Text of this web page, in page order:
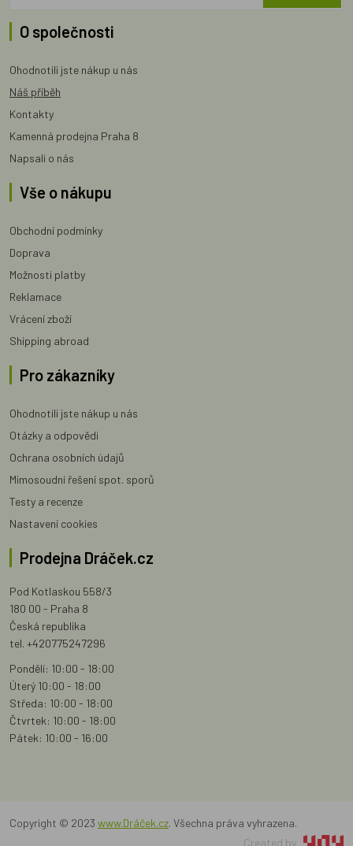
O společnosti
Ohodnotili jste nákup u nás
Náš příběh
Kontakty
Kamenná prodejna Praha 8
Napsali o nás
Vše o nákupu
Obchodní podmínky
Doprava
Možnosti platby
Reklamace
Vrácení zboží
Shipping abroad
Pro zákazníky
Ohodnotili jste nákup u nás
Otázky a odpovědi
Ochrana osobních údajů
Mimosoudní řešení spot. sporů
Testy a recenze
Nastavení cookies
Prodejna Dráček.cz
Pod Kotlaskou 558/3
180 00 - Praha 8
Česká republika
tel. +420775247296
Pondělí: 10:00 - 18:00
Úterý 10:00 - 18:00
Středa: 10:00 - 18:00
Čtvrtek: 10:00 - 18:00
Pátek: 10:00 - 16:00
Copyright © 2023 www.Dráček.cz. Všechna práva vyhrazena.
Created by